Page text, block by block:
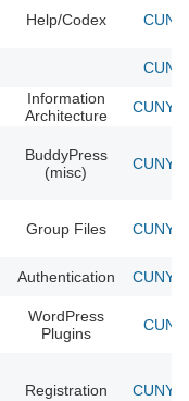
Help/Codex
Information
Architecture
CUNY
BuddyPress
(misc)
CUNY
Group Files CUNY
Authentication CUNY
WordPress
Plugins
Registration CUNY